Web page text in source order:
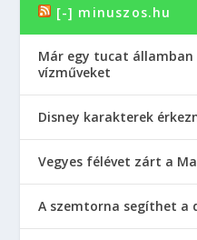
[-] minuszos.hu
Már egy tucat
vízműveket
Disney karakterek
Vegyes félévet zárt a
A szemtorna segíthet